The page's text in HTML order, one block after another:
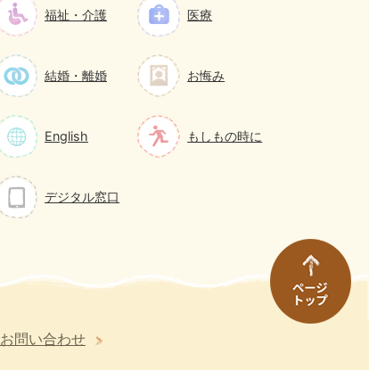
福祉・介護 医療
結婚・離婚 お悔み
English もしもの時に
デジタル窓口
お問い合わせ